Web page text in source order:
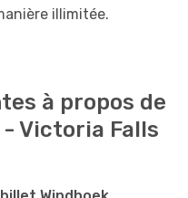
illimitée.
à propos de
- Victoria Falls